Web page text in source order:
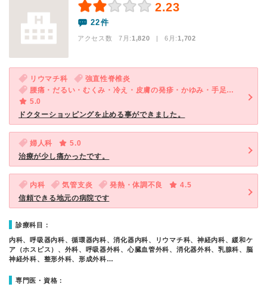
2.23
22件
アクセス数 7月:1,820 | 6月:1,702
リウマチ科
強直性脊椎炎
腰痛・だるい・むくみ・冷え・皮膚の発疹・かゆみ・手足の関節が痛い・手足が痛い（関節を除く）
5.0
ドクターショッピングを止める事ができました。
婦人科
5.0
治療が少し痛かったです。
内科 気管支炎 発熱・体調不良
4.5
信頼できる地元の病院です
診療科目：
内科、呼吸器内科、循環器内科、消化器内科、リウマチ科、神経内科、緩和ケ
ア（ホスピス）、外科、呼吸器外科、心臓血管外科、消化器外科、乳腺科、脳
神経外科、整形外科、形成外科…
専門医・資格：